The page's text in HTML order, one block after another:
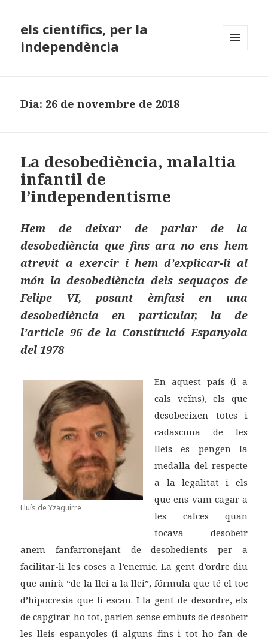
els científics, per la
independència
Dia: 26 de novembre de 2018
La desobediència, malaltia
infantil de
l’independentisme
Hem de deixar de parlar de la
desobediència que fins ara no ens hem
atrevit a exercir i hem d’explicar-li al
món la desobediència dels sequaços de
Felipe VI, posant èmfasi en una
desobediència en particular, la de
l’article 96 de la Constitució Espanyola
del 1978
Lluís de Yzaguirre
En aquest país (i a
cals veïns), els que
desobeeixen totes i
cadascuna de les
lleis es pengen la
medalla del respecte
a la legalitat i els
que ens vam cagar a
les calces quan
tocava desobeir
anem fanfarronejant de desobedients per a
facilitar-li les coses a l’enemic. La gent d’ordre diu
que anirà “de la llei a la llei”, fórmula que té el toc
d’hipocresia que li escau. I la gent de desordre, els
de capgirar-ho tot, parlen sense embuts de desobeir
les lleis espanyoles (i alguns fins i tot ho fan de